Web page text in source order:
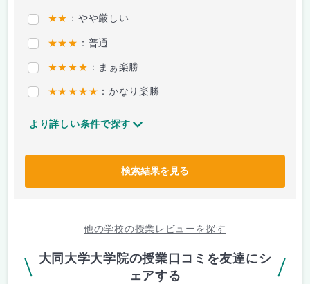
★★ ：やや厳しい
★★★ ：普通
★★★★ ：まぁ楽勝
★★★★★ ：かなり楽勝
より詳しい条件で探す
検索結果を見る
他の学校の授業レビューを探す
大同大学大学院の授業口コミを友達にシ
ェアする